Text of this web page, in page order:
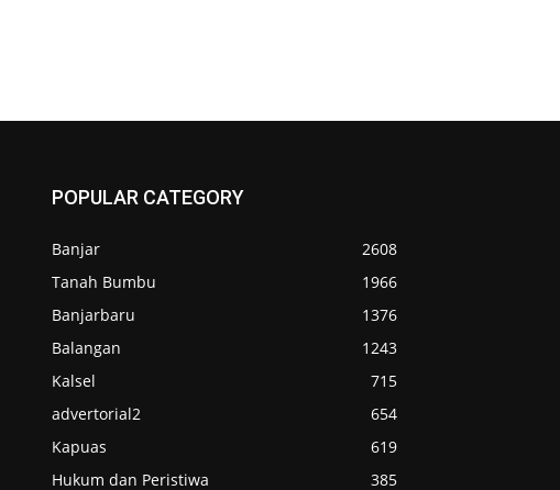
POPULAR CATEGORY
Banjar
2608
Tanah Bumbu
1966
Banjarbaru
1376
Balangan
1243
Kalsel
715
advertorial2
654
Kapuas
619
Hukum dan Peristiwa
385